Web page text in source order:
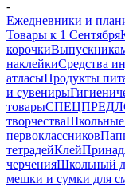
-
Ежедневники и
Товары к 1 Сентября
корочки
наклейкиСредства
атласыПродукты
и сувениры
товары
творчестваШкольные
первоклассников
тетрадейКлей
черченияШкольный
мешки и сумки для